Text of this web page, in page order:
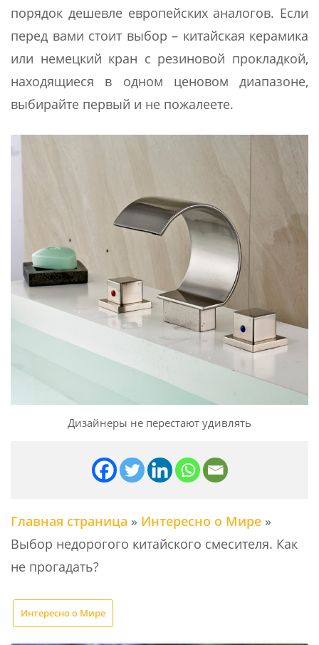
порядок дешевле европейских аналогов. Если
перед вами стоит выбор – китайская керамика
или немецкий кран с резиновой прокладкой,
находящиеся в одном ценовом диапазоне,
выбирайте первый и не пожалеете.
Дизайнеры не перестают удивлять
Главная страница » Интересно о Мире »
Выбор недорогого китайского смесителя. Как
не прогадать?
Интересно о Мире